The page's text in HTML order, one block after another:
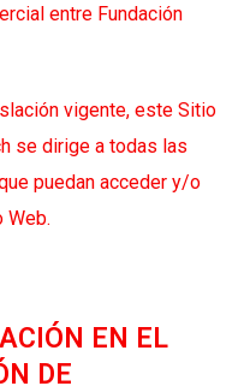
entre Fundación
vigente, este Sitio
se dirige a todas las
puedan acceder y/o
Web.
EN EL
DE